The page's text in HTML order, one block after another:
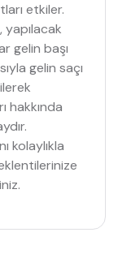
etkiler.
gelin başı
gelin saçı
hakkında
kolaylıkla